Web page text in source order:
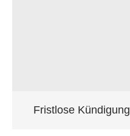
Fristlose